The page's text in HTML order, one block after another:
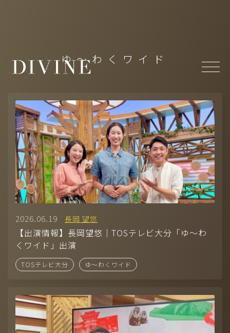
About
Member
MODEL(WOMEN)/MODEL(MEN)
ACTOR/ ACTRESS
ARTIST/CREATOR/CULTURE/ ATHLETE
Projects
Company
CONTACT
RECRUIT
ゆ〜わくワイド
2026.06.19 長岡 望悠
【出演情報】長岡望悠｜TOSテレビ大分「ゆ〜わ
くワイド」出演
TOSテレビ大分 ゆ〜わくワイド